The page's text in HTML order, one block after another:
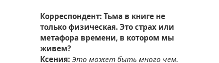
Корреспондент: Тьма в книге не
только физическая. Это страх или
метафора времени, в котором мы
живем?
Ксения: Это может быть много чем.